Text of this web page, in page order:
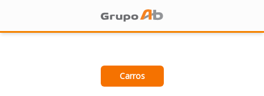
Carros